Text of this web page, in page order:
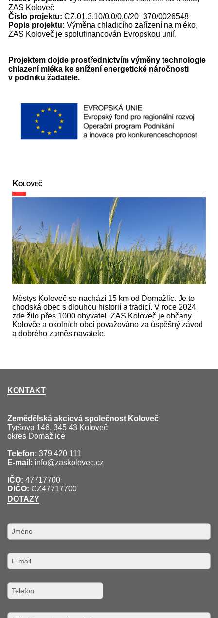
ZAS Koloveč
Číslo projektu: CZ.01.3.10/0.0/0.0/20_370/0026548
Popis projektu: Výměna chladicího zařízení na mléko,
ZAS Koloveč je spolufinancován Evropskou unií.
Projektem dojde prostřednictvím výměny technologie
chlazení mléka ke snížení energetické náročnosti
v podniku žadatele.
Koloveč
Městys Koloveč se nachází 15 km od Domažlic. Je to
chodská obec s dlouhou historií a tradicí. V roce 2024
zde žilo přes 1000 obyvatel. ZAS Koloveč je občany
Kolovče a okolních obcí považováno za úspěšný závod
a dobrého zaměstnavatele.
KONTAKT
Zemědělská akciová společnost Koloveč
Tyršova 146, 345 43 Koloveč
okres Domažlice
Telefon: 379 420 111
E-mail: info@zaskolovec.cz
IČO: 47717700
DIČO: CZ47717700
DOTAZY